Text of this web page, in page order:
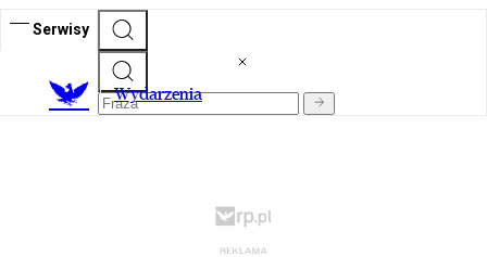
Serwisy
Wydarzenia